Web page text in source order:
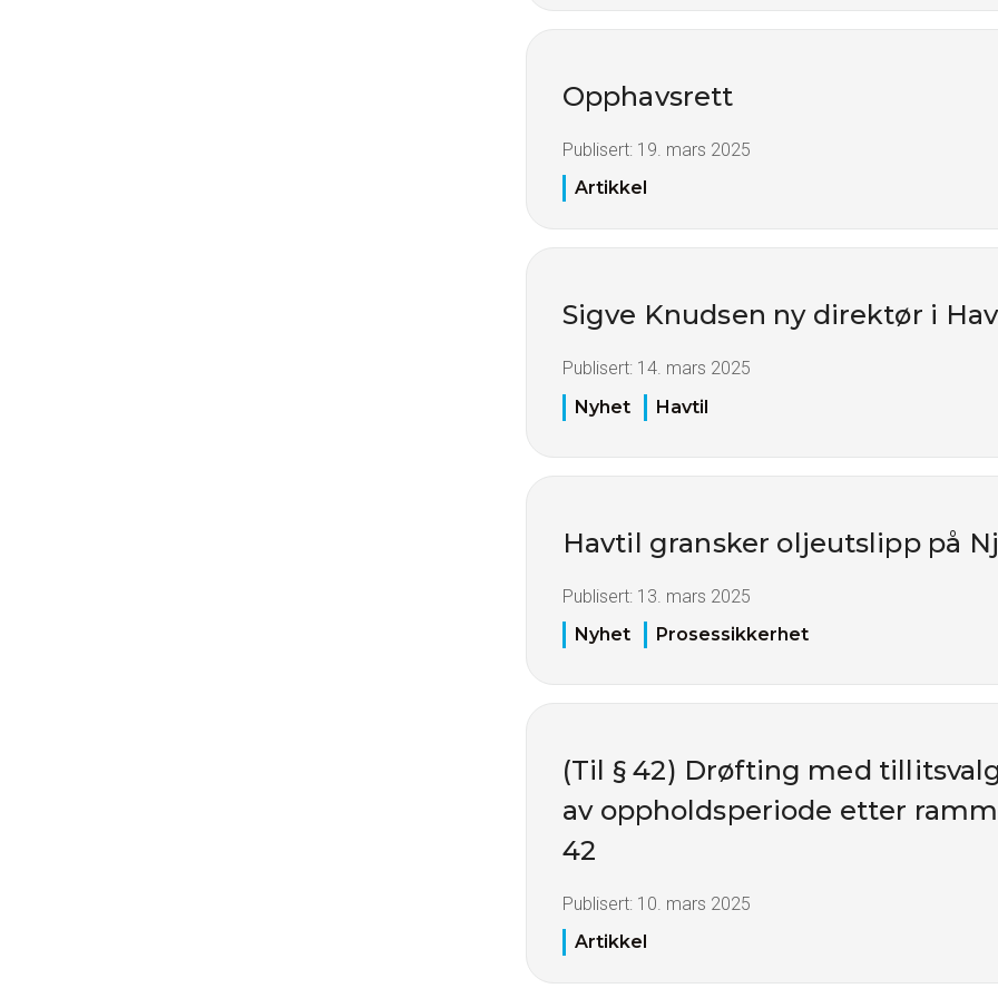
Opphavsrett
Publisert: 19. mars 2025
Artikkel
Sigve Knudsen ny direktør i
Publisert: 14. mars 2025
Nyhet
Havtil
Havtil gransker oljeutslipp på
Publisert: 13. mars 2025
Nyhet
Prosessikkerhet
(Til § 42) Drøfting med
av oppholdsperiode etter
42
Publisert: 10. mars 2025
Artikkel